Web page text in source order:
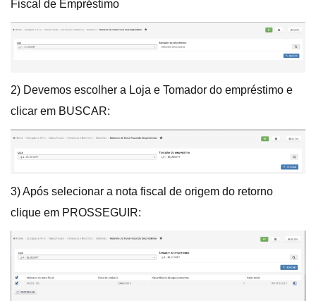
Fiscal de Empréstimo
2) Devemos escolher a Loja e Tomador do empréstimo e
clicar em BUSCAR:
3) Após selecionar a nota fiscal de origem do retorno
clique em PROSSEGUIR: